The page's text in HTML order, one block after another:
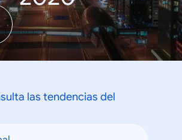
las tendencias del